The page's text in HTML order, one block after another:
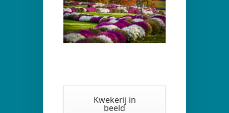
Kwekerij in
beeld